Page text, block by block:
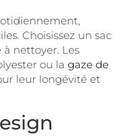
Choisissez un sac
à nettoyer. Les
ou la gaze de
leur longévité et